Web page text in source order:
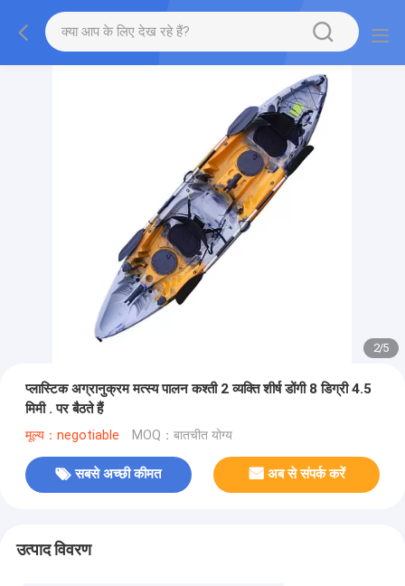
2/5
प्लास्टिक अग्रानुक्रम मत्स्य पालन कश्ती 2 व्यक्ति शीर्ष डोंगी 8 डिग्री 4.5
मिमी . पर बैठते हैं
मूल्य：negotiable MOQ：बातचीत योग्य
सबसे अच्छी कीमत अब से संपर्क करें
उत्पाद विवरण